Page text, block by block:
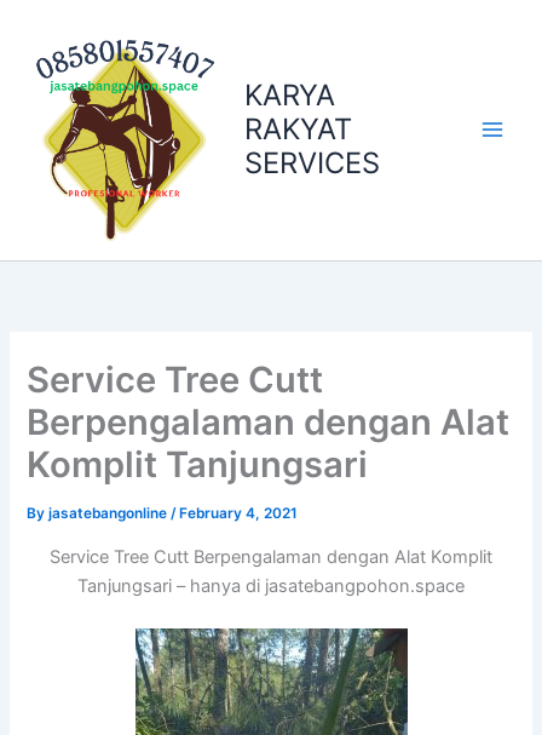
content
KARYA
RAKYAT
SERVICES
Service Tree Cutt
Berpengalaman dengan Alat
Komplit Tanjungsari
Byjasatebangonline/ February 4, 2021
Service Tree Cutt Berpengalaman dengan Alat Komplit
Tanjungsari – hanya di jasatebangpohon.space